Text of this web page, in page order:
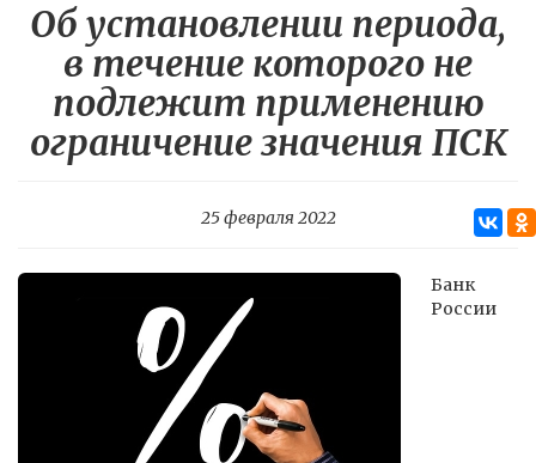
Об установлении периода,
в течение которого не
подлежит применению
ограничение значения ПСК
25 февраля 2022
Банк
России